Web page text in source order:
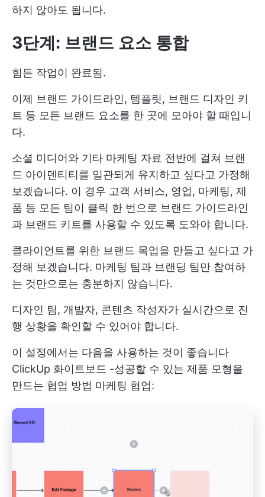
하지 않아도 됩니다.
3단계: 브랜드 요소 통합
힘든 작업이 완료됨.
이제 브랜드 가이드라인, 템플릿, 브랜드 디자인 키
트 등 모든 브랜드 요소를 한 곳에 모아야 할 때입니
다.
소셜 미디어와 기타 마케팅 자료 전반에 걸쳐 브랜
드 아이덴티티를 일관되게 유지하고 싶다고 가정해
보겠습니다. 이 경우 고객 서비스, 영업, 마케팅, 제
품 등 모든 팀이 클릭 한 번으로 브랜드 가이드라인
과 브랜드 키트를 사용할 수 있도록 도와야 합니다.
클라이언트를 위한 브랜드 목업을 만들고 싶다고 가
정해 보겠습니다. 마케팅 팀과 브랜딩 팀만 참여하
는 것만으로는 충분하지 않습니다.
디자인 팀, 개발자, 콘텐츠 작성자가 실시간으로 진
행 상황을 확인할 수 있어야 합니다.
이 설정에서는 다음을 사용하는 것이 좋습니다
ClickUp 화이트보드 -성공할 수 있는 제품 모형을
만드는 협업 방법 마케팅 협업: